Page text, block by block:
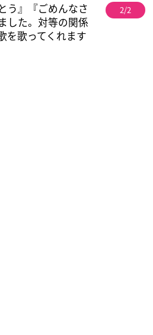
う』『ごめんなさ
した。対等の関係
を歌ってくれます
2/2